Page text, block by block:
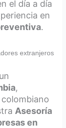
el día a día
en
.
extranjeros
,
Asesoría
en